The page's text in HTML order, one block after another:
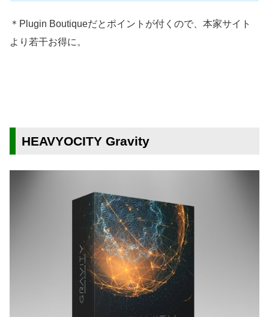
＊Plugin Boutiqueだとポイントが付くので、本家サイト
より若干お得に。
HEAVYOCITY Gravity